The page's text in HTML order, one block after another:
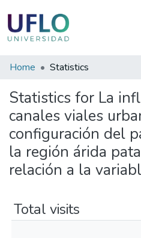
Communities
Collections
All of RIUFLO
Home Statistics
Statistics for La
canales viales
configuración del
la región árida
relación a la
Total visits